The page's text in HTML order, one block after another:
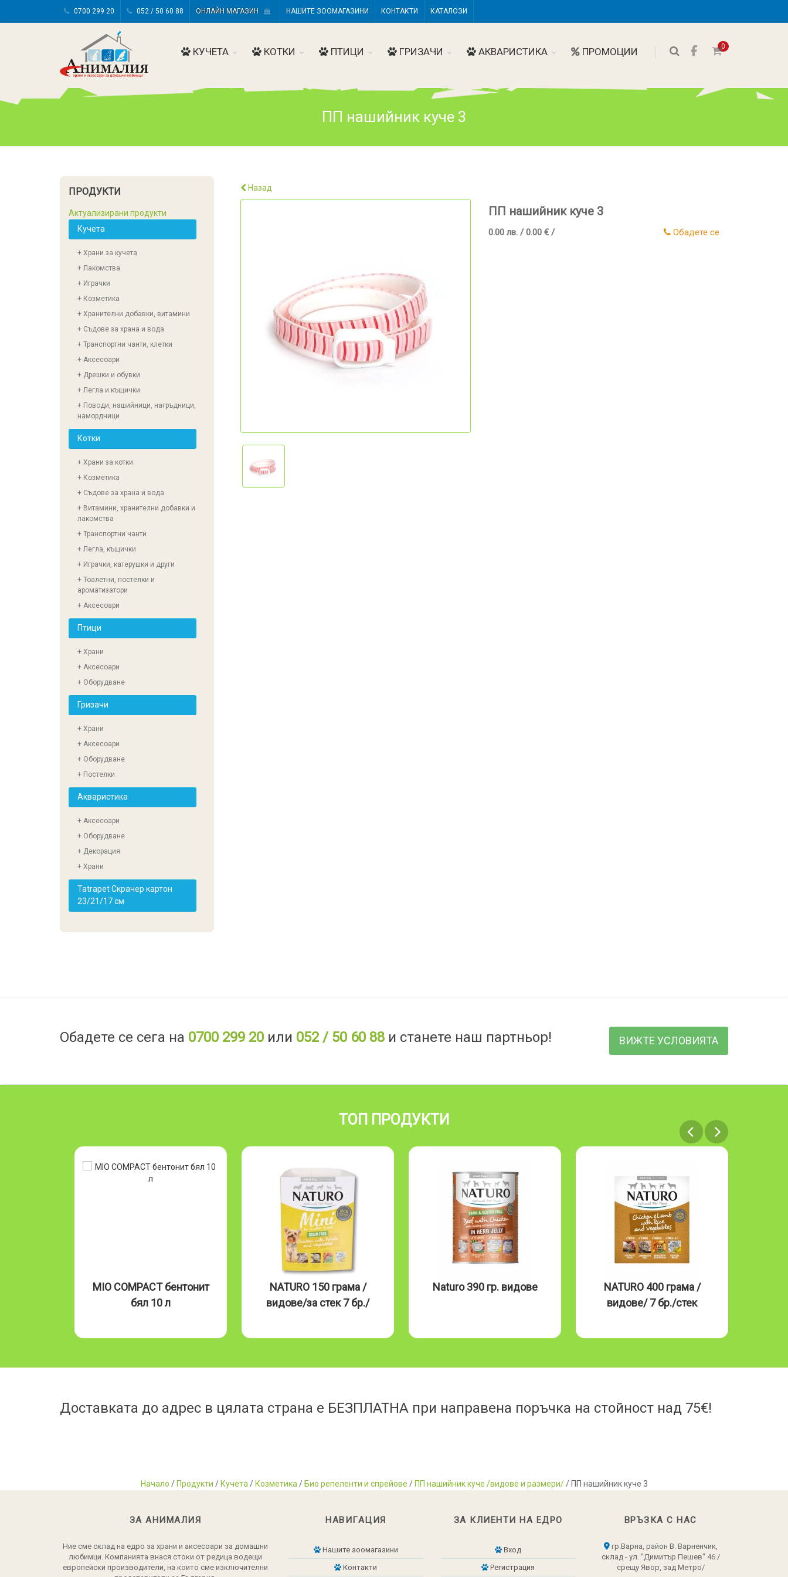
0700 299 20 052 / 50 60 88 ОНЛАЙН МАГАЗИН НАШИТЕ ЗООМАГАЗИНИ КОНТАКТИ КАТАЛОЗИ
0
КУЧЕТА КОТКИ ПТИЦИ ГРИЗАЧИ АКВАРИСТИКА ПРОМОЦИИ
ПП нашийник куче 3
Назад
ПП нашийник куче 3
0.00 лв. / 0.00 € / Обадете се
ПРОДУКТИ
Актуализирани продукти
Кучета
+ Храни за кучета
+ Лакомства
+ Играчки
+ Козметика
+ Хранителни добавки, витамини
+ Съдове за храна и вода
+ Транспортни чанти, клетки
+ Аксесоари
+ Дрешки и обувки
+ Легла и къщички
+ Поводи, нашийници, нагръдници,
намордници
Котки
+ Храни за котки
+ Козметика
+ Съдове за храна и вода
+ Витамини, хранителни добавки и
лакомства
+ Транспортни чанти
+ Легла, къщички
+ Играчки, катерушки и други
+ Тоалетни, постелки и
ароматизатори
+ Аксесоари
Птици
+ Храни
+ Аксесоари
+ Оборудване
Гризачи
+ Храни
+ Аксесоари
+ Оборудване
+ Постелки
Акваристика
+ Аксесоари
+ Оборудване
+ Декорация
+ Храни
Tatrapet Скрачер картон
23/21/17 см
Обадете се сега на 0700 299 20или 052 / 50 60 88и станете наш партньор! ВИЖТЕ УСЛОВИЯТА
ТОП ПРОДУКТИ
MIO COMPACT бентонит
бял 10 л
NATURO 150 грама /
видове/за стек 7 бр./
Naturo 390 гр. видове
NATURO 400 грама /
видове/ 7 бр./стек
Доставката до адрес в цялата страна е БЕЗПЛАТНА при направена поръчка на стойност над 75€!
Начало / Продукти / Кучета / Козметика / Био репеленти и спрейове / ПП нашийник куче /видове и размери// ПП нашийник куче 3
ЗА АНИМАЛИЯ
Ние сме склад на едро за храни и аксесоари за домашни
любимци. Компанията внася стоки от редица водещи
европейски производители, на които сме изключителни
НАВИГАЦИЯ
Нашите зоомагазини
Контакти
ЗА КЛИЕНТИ НА ЕДРО
Вход
Регистрация
ВРЪЗКА С НАС
гр.Варна, район В. Варненчик,
склад - ул. "Димитър Пешев" 46 /
срещу Явор, зад Метро/